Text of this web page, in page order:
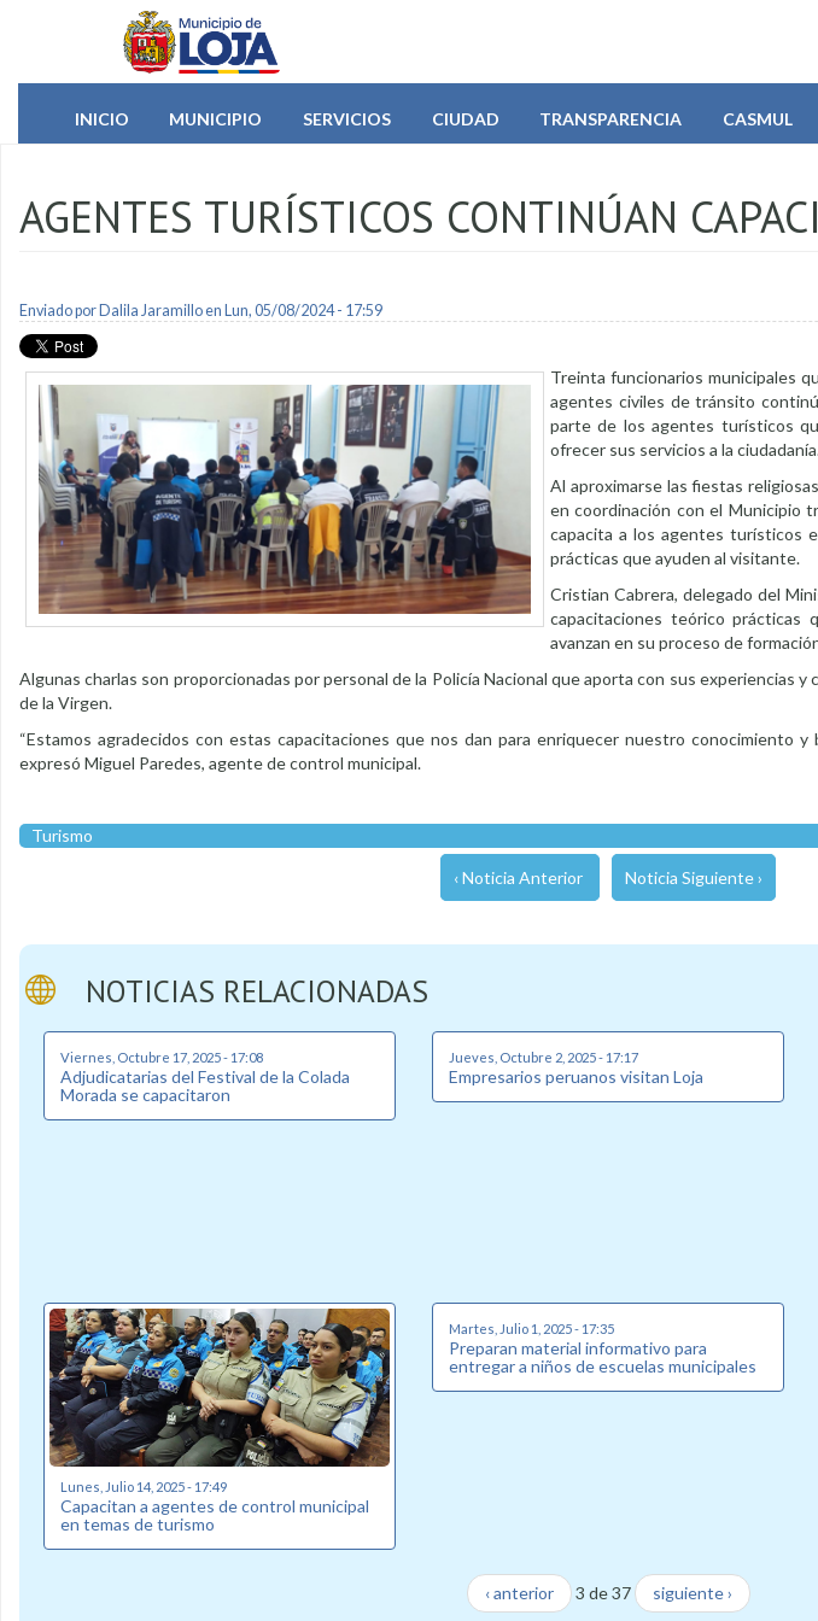
Pasar al contenido principal
INICIO
MUNICIPIO SERVICIOS CIUDAD TRANSPARENCIA CASMUL
AGENTES TURÍSTICOS CONTINÚAN
Enviado por Dalila Jaramilloen Lun, 05/08/2024 - 17:59
Treinta funcionarios municipales
agentes civiles de tránsito
parte de los agentes turísticos
ofrecer sus servicios a la
Al aproximarse las fiestas
en coordinación con el Municipio
capacita a los agentes turísticos
prácticas que ayuden al visitante.
Cristian Cabrera, delegado del
capacitaciones teórico
avanzan en su proceso de
Algunas charlas son proporcionadas por personal de la Policía Nacional que aporta con sus experiencias
de la Virgen.
“Estamos agradecidos con estas capacitaciones que nos dan para enriquecer nuestro conocimiento y
expresó Miguel Paredes, agente de control municipal.
Turismo
‹ Noticia Anterior Noticia Siguiente ›
NOTICIAS RELACIONADAS
Viernes, Octubre 17, 2025 - 17:08
Adjudicatarias del Festival de la Colada
Morada se capacitaron
Jueves, Octubre 2, 2025 - 17:17
Empresarios peruanos visitan Loja
Lunes, Julio 14, 2025 - 17:49
Capacitan a agentes de control municipal
en temas de turismo
Martes, Julio 1, 2025 - 17:35
Preparan material informativo para
entregar a niños de escuelas municipales
‹ anterior 3 de 37 siguiente ›